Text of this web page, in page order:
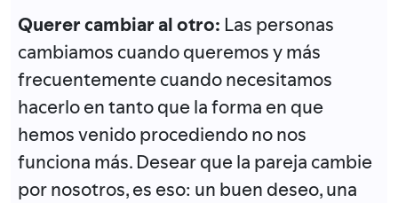
Querer cambiar al otro: Las personas
cambiamos cuando queremos y más
frecuentemente cuando necesitamos
hacerlo en tanto que la forma en que
hemos venido procediendo no nos
funciona más. Desear que la pareja cambie
por nosotros, es eso: un buen deseo, una